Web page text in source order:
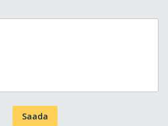
Saada